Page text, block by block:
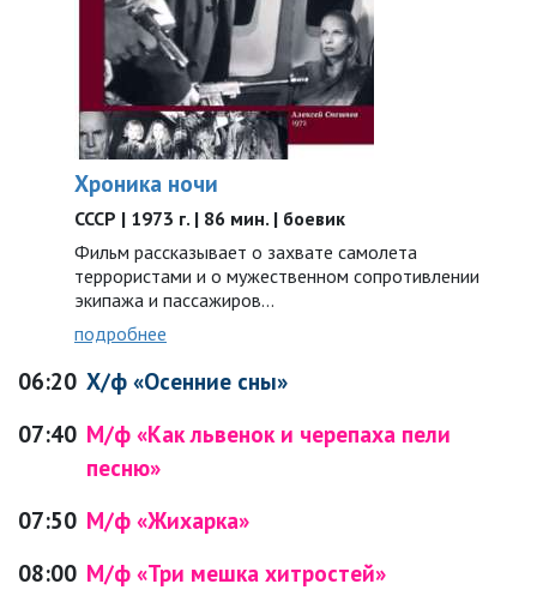
Хроника ночи
СССР | 1973 г. | 86 мин. | боевик
Фильм рассказывает о захвате самолета
террористами и о мужественном сопротивлении
экипажа и пассажиров…
подробнее
06:20 Х/ф «Осенние сны»
07:40 М/ф «Как львенок и черепаха пели
песню»
07:50 М/ф «Жихарка»
08:00 М/ф «Три мешка хитростей»